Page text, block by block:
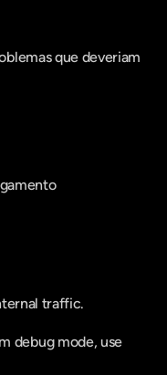
que deveriam
traffic.
debug mode, use